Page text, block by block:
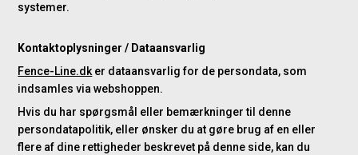
systemer.
Kontaktoplysninger / Dataansvarlig
Fence-Line.dk er dataansvarlig for de persondata, som
indsamles via webshoppen.
Hvis du har spørgsmål eller bemærkninger til denne
persondatapolitik, eller ønsker du at gøre brug af en eller
flere af dine rettigheder beskrevet på denne side, kan du